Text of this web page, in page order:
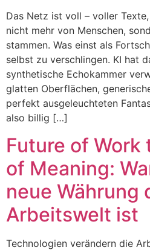
Das Netz ist voll – voller
nicht mehr von Menschen,
stammen. Was einst als
selbst zu verschlingen. KI hat
synthetische Echokammer
glatten Oberflächen,
perfekt ausgeleuchteten
also billig […]
Future of
of Meaning:
neue Währung
Arbeitswelt ist
Technologien verändern die